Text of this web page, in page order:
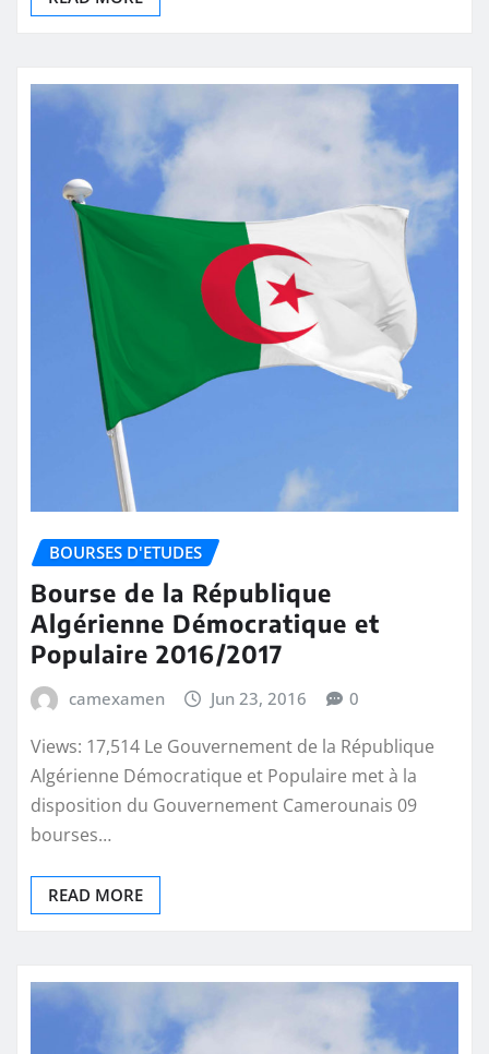
BOURSES D'ETUDES
Bourse de la République
Algérienne Démocratique et
Populaire 2016/2017
camexamen Jun 23, 2016 0
Views: 17,514 Le Gouvernement de la République
Algérienne Démocratique et Populaire met à la
disposition du Gouvernement Camerounais 09
bourses…
READ MORE